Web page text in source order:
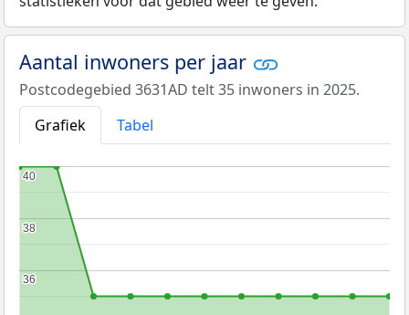
Aantal inwoners per jaar
Postcodegebied 3631AD telt 35 inwoners in 2025.
Grafiek
Tabel
36
36
38
38
40
40